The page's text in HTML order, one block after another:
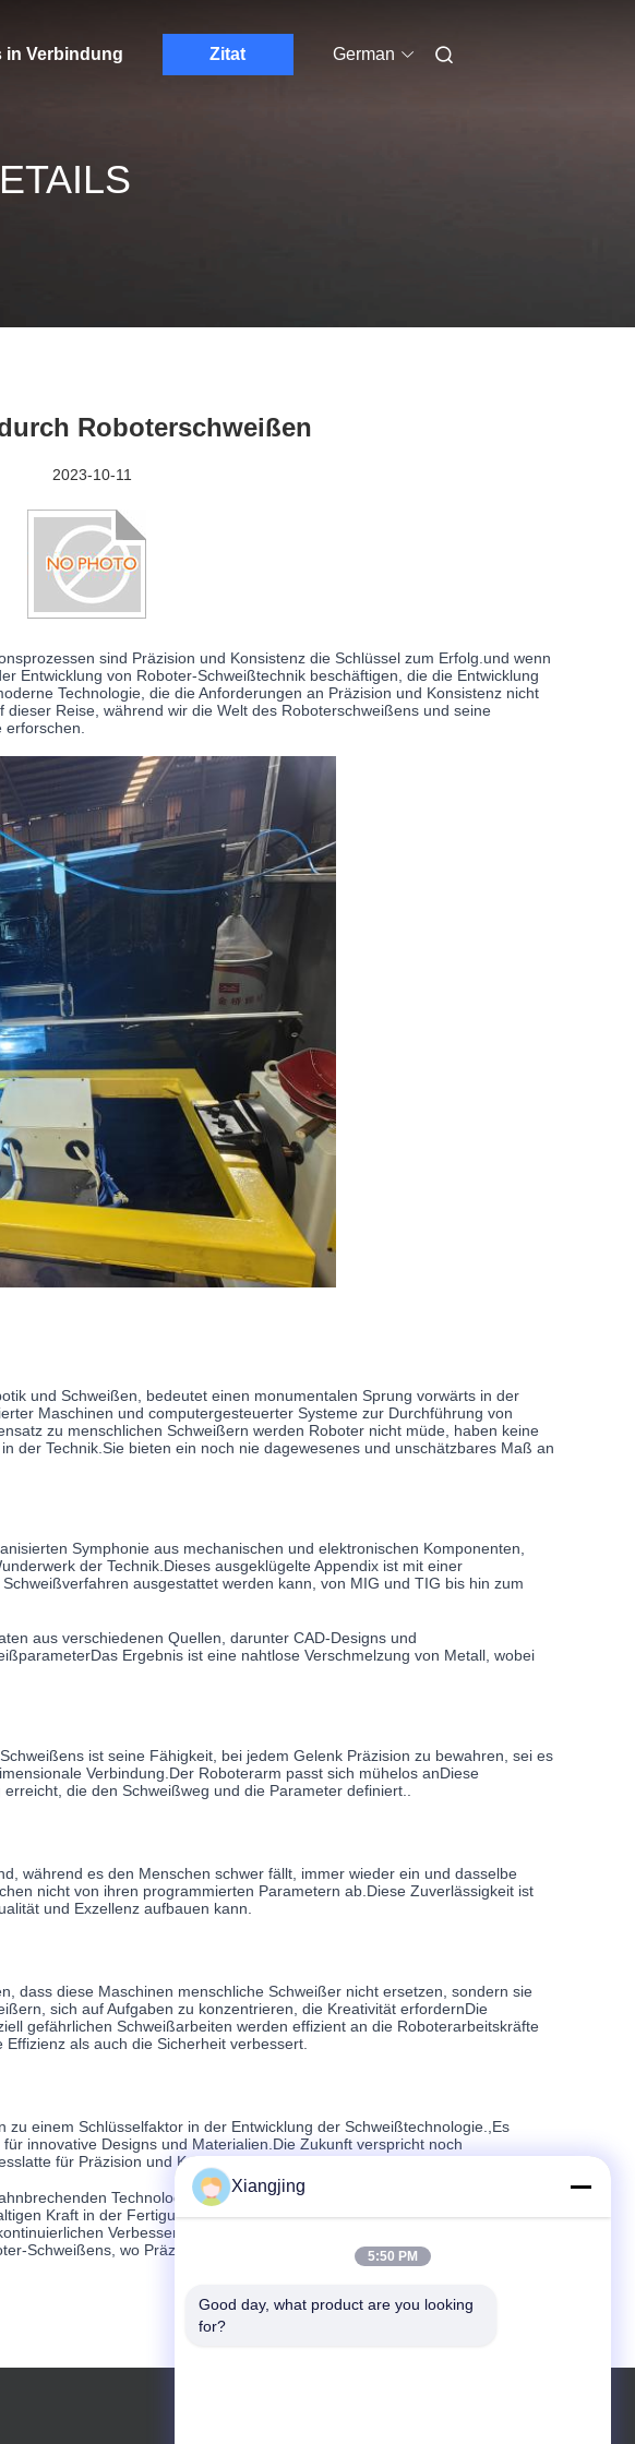
in Verbindung Zitat German
Roboterschweißen
2023-10-11
sind Präzision und Konsistenz die Schlüssel zum Erfolg.und wenn
Entwicklung von Roboter-Schweißtechnik beschäftigen, die die Entwicklung
Technologie, die die Anforderungen an Präzision und Konsistenz nicht
Reise, während wir die Welt des Roboterschweißens und seine
und Schweißen, bedeutet einen monumentalen Sprung vorwärts in der
Maschinen und computergesteuerter Systeme zur Durchführung von
zu menschlichen Schweißern werden Roboter nicht müde, haben keine
der Technik.Sie bieten ein noch nie dagewesenes und unschätzbares Maß an
Symphonie aus mechanischen und elektronischen Komponenten,
der Technik.Dieses ausgeklügelte Appendix ist mit einer
ausgestattet werden kann, von MIG und TIG bis hin zum
aus verschiedenen Quellen, darunter CAD-Designs und
Ergebnis ist eine nahtlose Verschmelzung von Metall, wobei
ist seine Fähigkeit, bei jedem Gelenk Präzision zu bewahren, sei es
Verbindung.Der Roboterarm passt sich mühelos anDiese
die den Schweißweg und die Parameter definiert..
während es den Menschen schwer fällt, immer wieder ein und dasselbe
nicht von ihren programmierten Parametern ab.Diese Zuverlässigkeit ist
und Exzellenz aufbauen kann.
dass diese Maschinen menschliche Schweißer nicht ersetzen, sondern sie
sich auf Aufgaben zu konzentrieren, die Kreativität erfordernDie
gefährlichen Schweißarbeiten werden effizient an die Roboterarbeitskräfte
als auch die Sicherheit verbessert.
einem Schlüsselfaktor in der Entwicklung der Schweißtechnologie.,Es
innovative Designs und Materialien.Die Zukunft verspricht noch
für Präzision und Konsistenz beim Schweißen erhöht.
Technologie geführt: dem Roboter-Schweißen.und seine
Kraft in der Fertigungswelt.Da die Industrie diese Technologie einsetzt,
Verbesserung sein, wo Präzision und Konsistenz die Norm sind,
Schweißens, wo Präzision auf Exzellenz trifft.
Xiangjing
5:50 PM
Good day, what product are you looking
for?